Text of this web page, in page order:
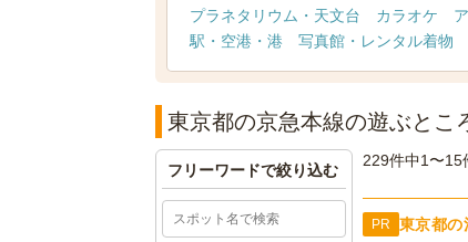
プラネタリウム・天文台
カラオケ
駅・空港・港
写真館・レンタル着物
東京都の京急本線の遊ぶとこ
229件中1〜15
PR 東京都の
フリーワードで絞り込む